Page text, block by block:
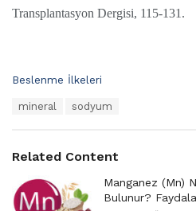
Transplantasyon Dergisi, 115-131.
C
o
r
e
s
Beslenme İlkeleri
:
mineral sodyum
Related Content
Manganez (Mn)
Bulunur?